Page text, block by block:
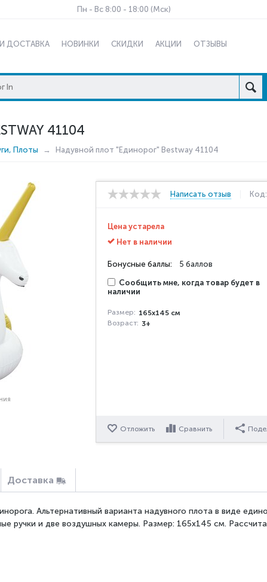
Пн - Вс 8:00 - 18:00 (Мск)
ДОСТАВКА НОВИНКИ СКИДКИ АКЦИИ ОТЗЫВЫ
41104
Плоты Надувной плот "Единорог" Bestway 41104
Написать отзыв Код:
Цена устарела
Нет в наличии
Бонусные баллы: 5 баллов
Сообщить мне, когда товар будет в
наличии
Размер: 165x145 см
Возраст: 3+
Отложить Сравнить
Доставка
Альтернативный варианта надувного плота в виде
ручки и две воздушных камеры. Размер: 165x145 см.